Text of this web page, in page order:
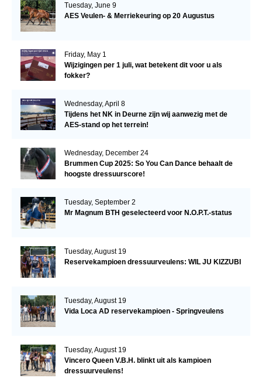
Tuesday, June 9
AES Veulen- & Merriekeuring op 20 Augustus
Friday, May 1
Wijzigingen per 1 juli, wat betekent dit voor u als
fokker?
Wednesday, April 8
Tijdens het NK in Deurne zijn wij aanwezig met de
AES-stand op het terrein!
Wednesday, December 24
Brummen Cup 2025: So You Can Dance behaalt de
hoogste dressuurscore!
Tuesday, September 2
Mr Magnum BTH geselecteerd voor N.O.P.T.-status
Tuesday, August 19
Reservekampioen dressuurveulens: WIL JU KIZZUBI
Tuesday, August 19
Vida Loca AD reservekampioen - Springveulens
Tuesday, August 19
Vincero Queen V.B.H. blinkt uit als kampioen
dressuurveulens!